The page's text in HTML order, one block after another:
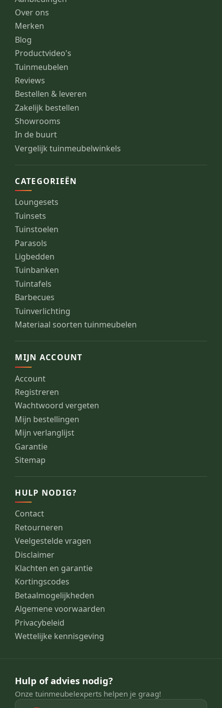
Over ons
Merken
Blog
Productvideo's
Tuinmeubelen
Reviews
Bestellen & leveren
Zakelijk bestellen
Showrooms
In de buurt
Vergelijk tuinmeubelwinkels
CATEGORIEËN
Loungesets
Tuinsets
Tuinstoelen
Parasols
Ligbedden
Tuinbanken
Tuintafels
Barbecues
Tuinverlichting
Materiaal soorten tuinmeubelen
MIJN ACCOUNT
Account
Registreren
Wachtwoord vergeten
Mijn bestellingen
Mijn verlanglijst
Garantie
Sitemap
HULP NODIG?
Contact
Retourneren
Veelgestelde vragen
Disclaimer
Klachten en garantie
Kortingscodes
Betaalmogelijkheden
Algemene voorwaarden
Privacybeleid
Wettelijke kennisgeving
Hulp of advies nodig?
Onze tuinmeubelexperts helpen je graag!